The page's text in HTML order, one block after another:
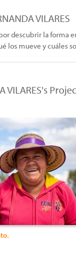
VILARES
descubrir la forma
los mueve y cuáles
VILARES's